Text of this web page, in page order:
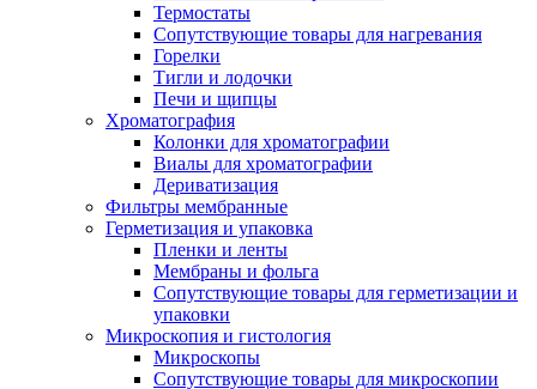
Термостаты
Сопутствующие товары для нагревания
Горелки
Тигли и лодочки
Печи и щипцы
Хроматография
Колонки для хроматографии
Виалы для хроматографии
Дериватизация
Фильтры мембранные
Герметизация и упаковка
Пленки и ленты
Мембраны и фольга
Сопутствующие товары для герметизации и
упаковки
Микроскопия и гистология
Микроскопы
Сопутствующие товары для микроскопии